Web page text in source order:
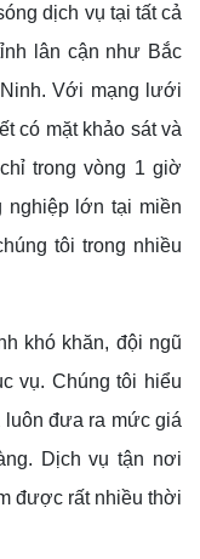
dịch vụ tại tất cả
lân cận như Bắc
Với mạng lưới
có mặt khảo sát và
chỉ trong vòng 1 giờ
nghiệp lớn tại miền
tôi trong nhiều
khó khăn, đội ngũ
vụ. Chúng tôi hiểu
luôn đưa ra mức giá
Dịch vụ tận nơi
được rất nhiều thời